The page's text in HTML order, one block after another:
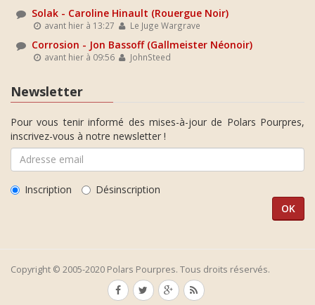
Solak - Caroline Hinault (Rouergue Noir)
avant hier à 13:27 Le Juge Wargrave
Corrosion - Jon Bassoff (Gallmeister Néonoir)
avant hier à 09:56 JohnSteed
Newsletter
Pour vous tenir informé des mises-à-jour de Polars Pourpres,
inscrivez-vous à notre newsletter !
Inscription Désinscription
Copyright © 2005-2020 Polars Pourpres. Tous droits réservés.